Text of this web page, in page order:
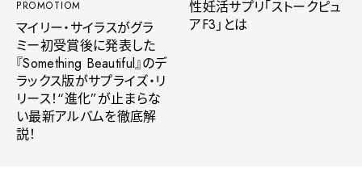
PROMOTIOM
マイリー・サイラスがグラ
ミー初受賞後に発表した
『Something Beautiful』のデ
ラックス版がサプライズ・リ
リース！“進化”が止まらな
い最新アルバムを徹底解
説！
性妊活サプリ「ストークピュ
アF3」とは